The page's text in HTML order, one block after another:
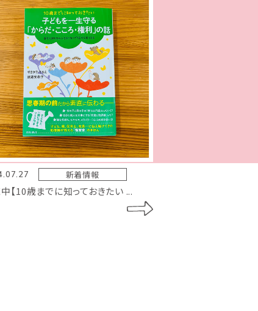
新着情報
【10歳までに知っておきたい ...